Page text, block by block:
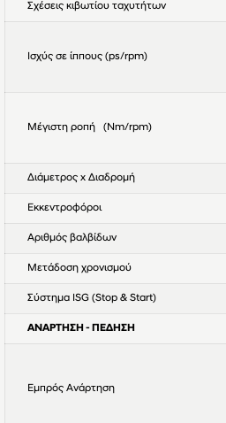
Σχέσεις κιβωτίου ταχυτήτων
Ισχύς σε ίππους (ps/rpm)
Μέγιστη ροπή (Nm/rpm)
Διάμετρος x Διαδρομή
Εκκεντροφόροι
Αριθμός βαλβίδων
Μετάδοση χρονισμού
Σύστημα ISG (Stop & Start)
ΑΝΑΡΤΗΣΗ - ΠΕΔΗΣΗ
Εμπρός Ανάρτηση